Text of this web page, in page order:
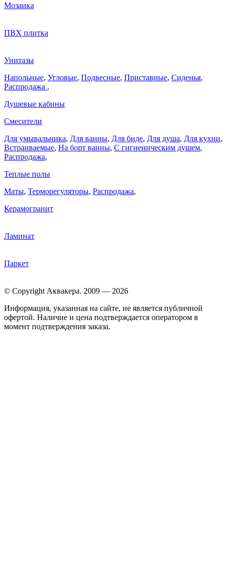
Мозаика
ПВХ плитка
Унитазы
Напольные, Угловые, Подвесные, Приставные, Сиденья,
Распродажа ,
Душевые кабины
Смесители
Для умывальника, Для ванны, Для биде, Для душа, Для кухни,
Встраиваемые, На борт ванны, C гигиеническим душем,
Распродажа,
Теплые полы
Маты, Терморегуляторы, Распродажа,
Керамогранит
Ламинат
Паркет
© Copyright Аквакера. 2009 — 2026
Информация, указанная на сайте, не является публичной
офертой. Наличие и цена подтверждается оператором в
момент подтверждения заказа.